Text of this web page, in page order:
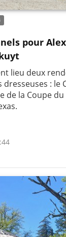
pour
lieu deux
: le
de la Coupe